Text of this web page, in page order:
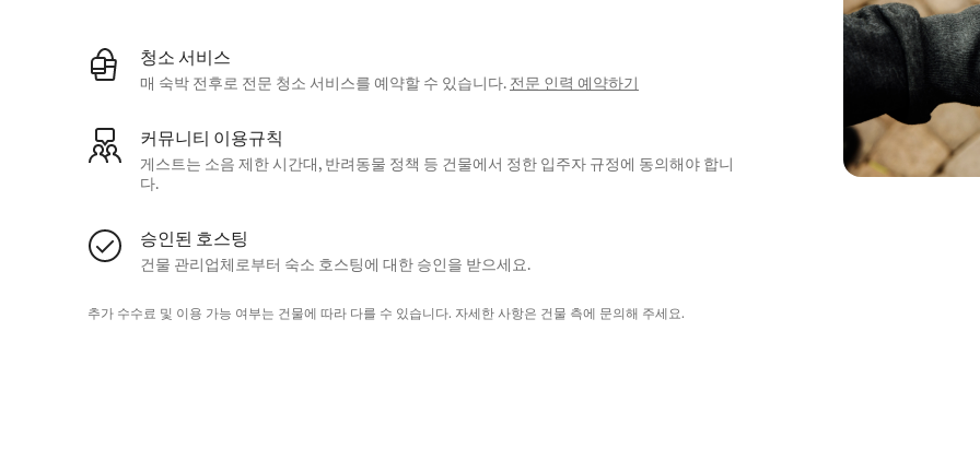
청소 서비스
매 숙박 전후로 전문 청소 서비스를 예약할 수 있습니다. 전문 인력 예약하기
커뮤니티 이용규칙
게스트는 소음 제한 시간대, 반려동물 정책 등 건물에서 정한 입주자 규정에 동의해야 합니
다.
승인된 호스팅
건물 관리업체로부터 숙소 호스팅에 대한 승인을 받으세요.
추가 수수료 및 이용 가능 여부는 건물에 따라 다를 수 있습니다. 자세한 사항은 건물 측에 문의해 주세요.